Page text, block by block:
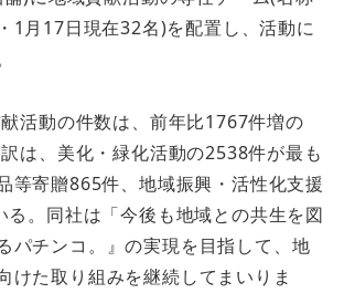
1月17日現在32名)を配置し、活動に
活動の件数は、前年比1767件増の
は、美化・緑化活動の2538件が最も
等寄贈865件、地域振興・活性化支援
る。同社は「今後も地域との共生を図
パチンコ。』の実現を目指して、地
けた取り組みを継続してまいりま